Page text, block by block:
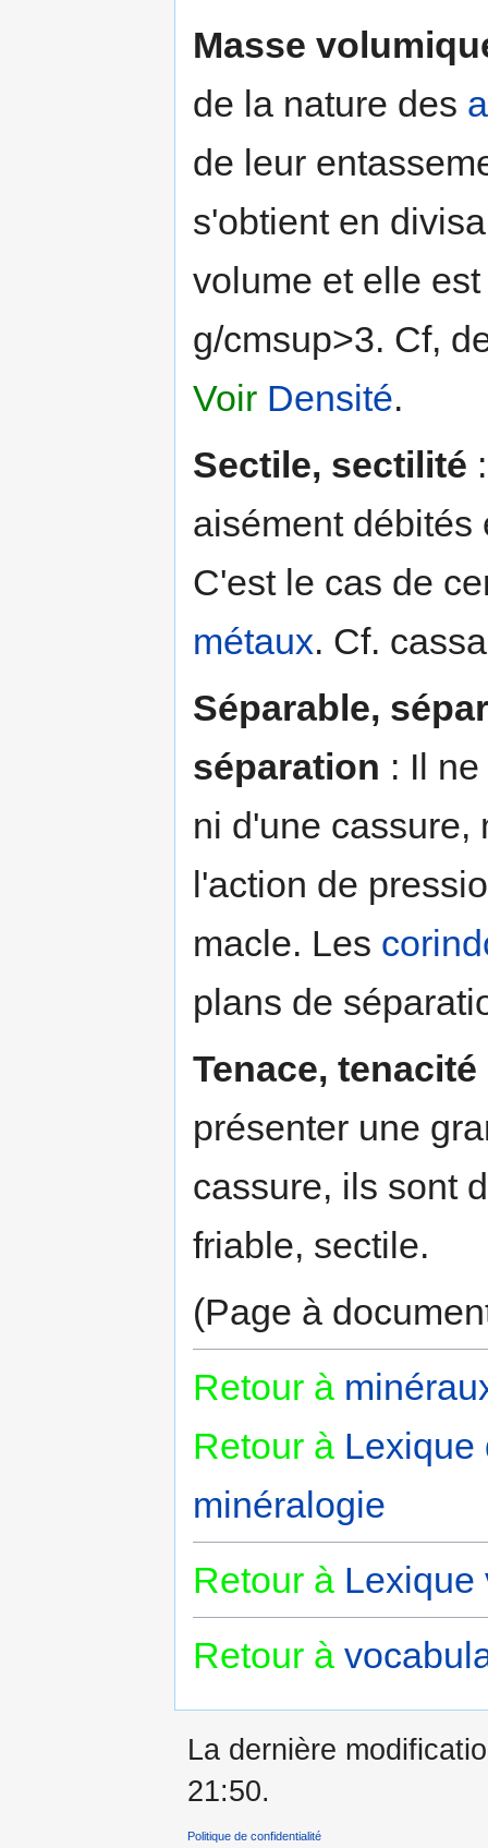
Masse
de la nature des
de leur
s'obtient en
volume et elle
g/cmsup>3. Cf,
Voir Densité.
Sectile, sectilité
aisément débités
C'est le cas de
métaux. Cf.
Séparable,
séparation : Il
ni d'une cassure,
l'action de
macle. Les
plans de
Tenace, tenacité
présenter une
cassure, ils sont
friable, sectile.
(Page à
Retour à
Retour à Lexique
minéralogie
Retour à Lexique
Retour à
La dernière
21:50.
Politique de confidentialité